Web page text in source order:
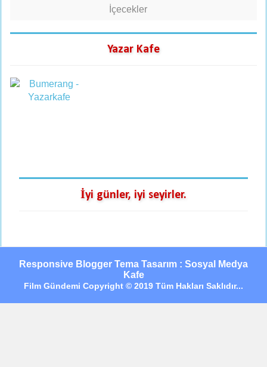
İçecekler
Yazar Kafe
İyi günler, iyi seyirler.
Responsive Blogger Tema Tasarım : Sosyal Medya
Kafe
Film Gündemi Copyright © 2019 Tüm Hakları Saklıdır...